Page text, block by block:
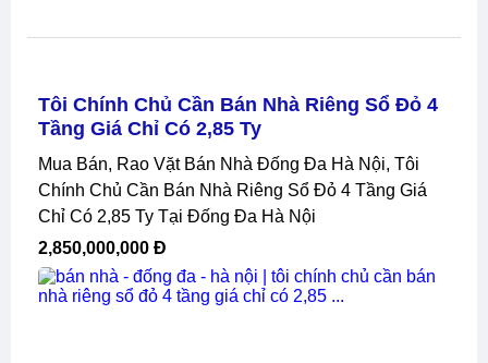
Tôi Chính Chủ Cần Bán Nhà Riêng Sổ Đỏ 4
Tầng Giá Chỉ Có 2,85 Ty
Mua Bán, Rao Vặt Bán Nhà Đống Đa Hà Nội, Tôi
Chính Chủ Cần Bán Nhà Riêng Sổ Đỏ 4 Tầng Giá
Chỉ Có 2,85 Ty Tại Đống Đa Hà Nội
2,850,000,000 Đ